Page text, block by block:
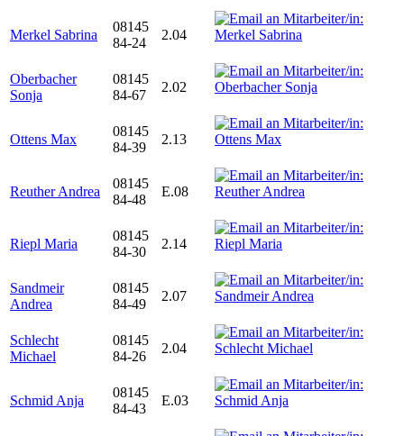
Merkel Sabrina
08145
84-24
2.04
Oberbacher
Sonja
08145
84-67
2.02
Ottens Max
08145
84-39
2.13
Reuther Andrea
08145
84-48
E.08
Riepl Maria
08145
84-30
2.14
Sandmeir
Andrea
08145
84-49
2.07
Schlecht
Michael
08145
84-26
2.04
Schmid Anja
08145
84-43
E.03